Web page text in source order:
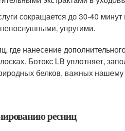
сокращается до 30-40 минут
упругими.
нанесение
Ботокс LB уплотняет,
белков, важных нашему
ресниц